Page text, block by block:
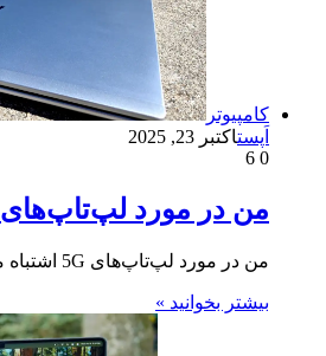
کامپیوتر
اَپستاکتبر 23, 2025
0
من در مورد لپ‌تاپ‌های 5G اشتباه می‌کردم. در اینجا نحوه تغییر نظر من توسط HP Go آمده است.
من در مورد لپ‌تاپ‌های 5G اشتباه می‌کردم. در اینجا نحوه تغییر نظر من توسط HP Go آمده است. من همیشه…
بیشتر بخوانید »